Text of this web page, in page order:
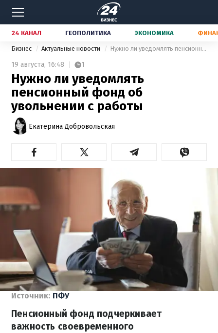
24 КАНАЛ ГЕОПОЛИТИКА ЭКОНОМИКА
Бизнес Актуальные новости Нужно ли уведомлять пенсионный фонд об увольнении с работы
19 августа, 16:48 1
Нужно ли уведомлять
пенсионный фонд об
увольнении с работы
Екатерина Добровольская
Источник: ПФУ
Пенсионный фонд подчеркивает
важность своевременного